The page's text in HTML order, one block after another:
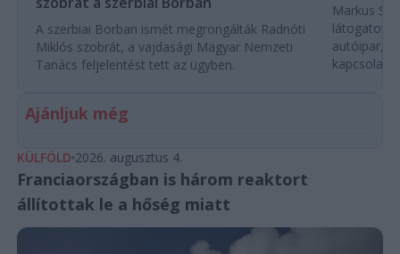
A szerbiai Borban ismét megrongálták Radnóti
Miklós szobrát, a vajdasági Magyar Nemzeti
Tanács feljelentést tett az ügyben.
Markus
látogatott
autóipar,
Ajánljuk még
KÜLFÖLD 2026. augusztus 4.
Franciaországban is három reaktort
állítottak le a hőség miatt